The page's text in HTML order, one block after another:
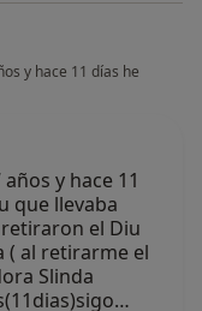
y hace 11 días he
y hace 11
que llevaba
el Diu
( al retirarme el
Slinda